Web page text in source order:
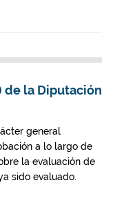
de la Diputación
general
a lo largo de
la evaluación de
sido evaluado.